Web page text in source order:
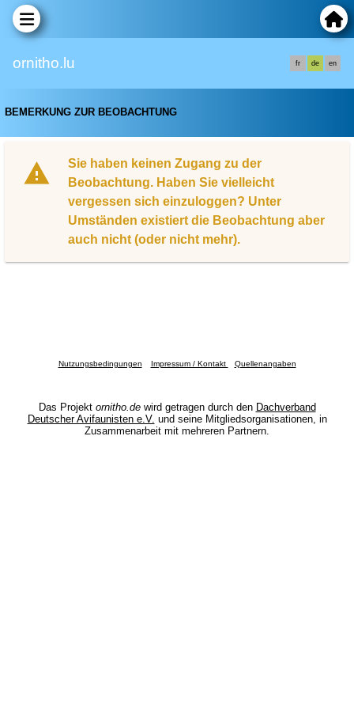
ornitho.lu fr de en
BEMERKUNG ZUR BEOBACHTUNG
Sie haben keinen Zugang zu der
Beobachtung. Haben Sie vielleicht
vergessen sich einzuloggen? Unter
Umständen existiert die Beobachtung aber
auch nicht (oder nicht mehr).
Nutzungsbedingungen Impressum / Kontakt Quellenangaben
Das Projekt ornitho.dewird getragen durch den Dachverband
Deutscher Avifaunisten e.V. und seine Mitgliedsorganisationen, in
Zusammenarbeit mit mehreren Partnern.